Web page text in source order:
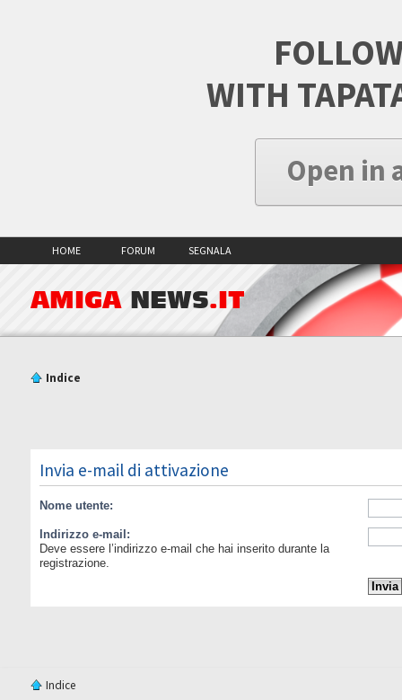
WITH
Open in
HOME FORUM SEGNALA
AMIGA NEWS.IT
Indice
Invia e-mail di attivazione
Nome utente:
Indirizzo e-mail:
Deve essere l’indirizzo e-mail che hai inserito durante la
registrazione.
Indice